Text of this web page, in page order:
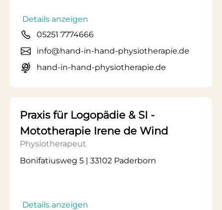
Details anzeigen
05251 7774666
info@hand-in-hand-physiotherapie.de
hand-in-hand-physiotherapie.de
Praxis für Logopädie & SI -
Mototherapie Irene de Wind
Physiotherapeut
Bonifatiusweg 5 | 33102 Paderborn
Details anzeigen